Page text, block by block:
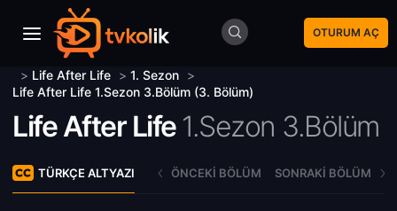
OTURUM AÇ
> Life After Life > 1. Sezon >
Life After Life 1.Sezon 3.Bölüm (3. Bölüm)
Life After Life 1.Sezon 3.Bölüm
TÜRKÇE ALTYAZI ÖNCEKI BÖLÜM SONRAKI BÖLÜM